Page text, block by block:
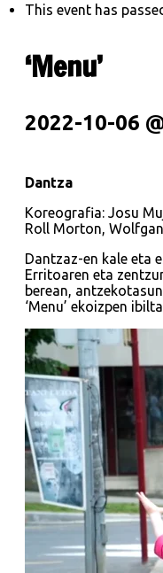
This event has
‘Menu’
2022-10-06
Dantza
Koreografia: Josu
Roll Morton,
Dantzaz-en kale eta
Erritoaren eta
berean,
‘Menu’ ekoizpen